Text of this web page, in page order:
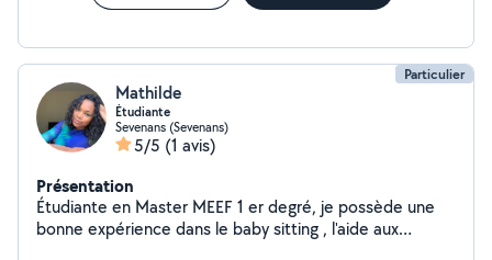
Particulier
Mathilde
Étudiante
Sevenans (Sevenans)
5/5 (1 avis)
Présentation
Étudiante en Master MEEF 1 er degré, je possède une
bonne expérience dans le baby sitting , l'aide aux